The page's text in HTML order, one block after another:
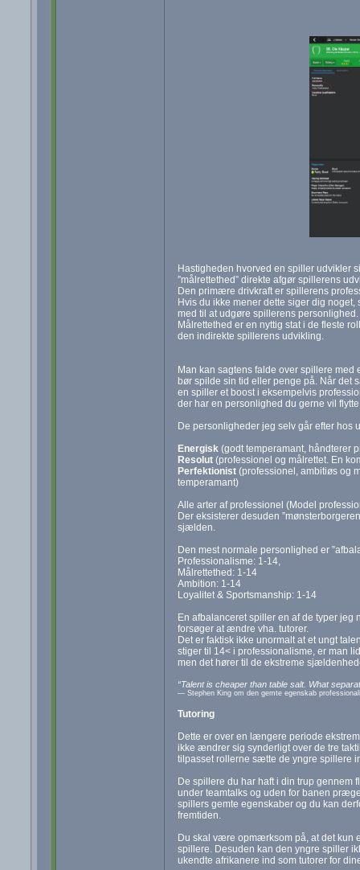
Hastigheden hvorved en spiller udvikler
”målrettethed” direkte afgør spillerens
Den primære drivkraft er spillerens
Hvis du ikke mener dette siger dig
med til at udgøre spillerens personlighed.
Målrettethed er en nyttig stat i de fleste
den indirekte spillerens udvikling.
Man kan sagtens falde over spillere med
bør spilde sin tid eller penge på. Når det
en spiller et boost i eksempelvis
der har en personlighed du gerne vil
De personligheder jeg selv går efter hos
Energisk (godt temperamant, håndterer
Resolut(professionel og målrettet. En
Perfektionist(professionel, ambitiøs og
temperamant)
Alle arter af professionel (Model
Der eksisterer desuden
sjælden.
Den mest normale personlighed er
Professionalisme: 1-14,
Målrettethed: 1-14
Ambition: 1-14
Loyalitet & Sportsmanship: 1-14
En afbalanceret spiller en af de typer
forsøger at ændre vha. tutorer.
Det er faktisk ikke unormalt at et ungt
stiger til 14< i professionalisme, er man
men det hører til de ekstreme
“Talent is cheaper than table salt. What
― Stephen King om den gemte egenskab
Tutoring
Dette er over en længere periode
ikke ændrer sig synderligt over de tre
tilpasset rollerne sætte de yngre spillere
De spillere du har haft i din trup gennem
under teamtalks og uden for banen
spillers gemte egenskaber og du kan
fremtiden.
Du skal være opmærksom på, at det kun
spillere. Desuden kan den yngre spiller
ukendte afrikanere ind som tutorer for